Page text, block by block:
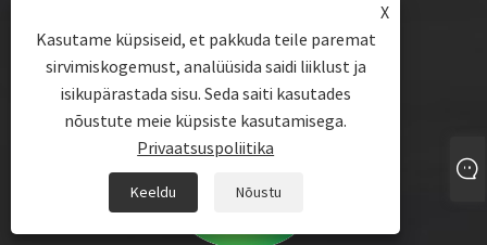
PÄRING KOHE
X
Kasutame küpsiseid, et pakkuda teile paremat
sirvimiskogemust, analüüsida saidi liiklust ja
isikupärastada sisu. Seda saiti kasutades
nõustute meie küpsiste kasutamisega.
Privaatsuspoliitika
Keeldu Nõustu